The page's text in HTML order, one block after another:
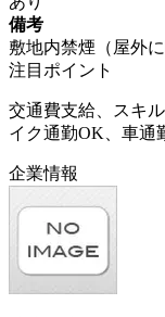
備考
敷地内禁煙（屋外
注目ポイント
交通費支給、スキ
イク通勤OK、車通
企業情報